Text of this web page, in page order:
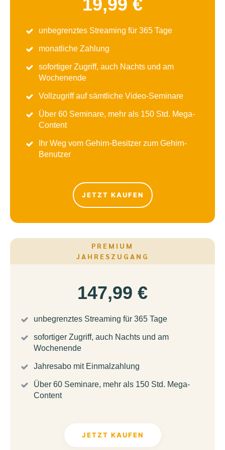
19,99 €
unbegrenztes Streaming für 365 Tage
monatliche Zahlung
sofortiger Zugriff, auch Nachts und am
Wochenende
Vollzugriff auf sämtliche Video-Seminare
Über 60 Seminare, mehr als 150 Std. Mega-
Content
Ihr Weg vom Gehirn-Besitzer zum Gehirn-
Benutzer
JETZT KAUFEN
PREMIUM
JAHRESZUGANG
147,99 €
unbegrenztes Streaming für 365 Tage
sofortiger Zugriff, auch Nachts und am
Wochenende
Jahresabo mit Einmalzahlung
Über 60 Seminare, mehr als 150 Std. Mega-
Content
JETZT KAUFEN